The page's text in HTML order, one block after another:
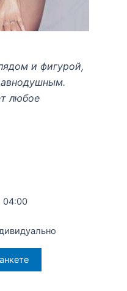
и фигурой,
любое
04:00